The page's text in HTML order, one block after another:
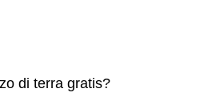
di terra gratis?